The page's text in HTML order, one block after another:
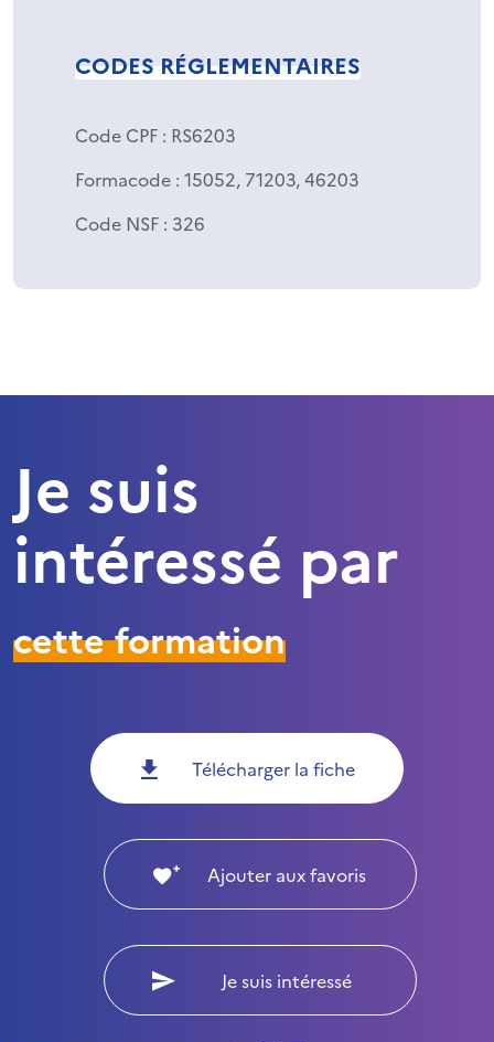
CODES RÉGLEMENTAIRES
Code CPF : RS6203
Formacode : 15052, 71203, 46203
Code NSF : 326
Je suis
intéressé par
cette formation
Télécharger la fiche
Ajouter aux favoris
Je suis intéressé